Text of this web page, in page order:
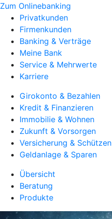
Zum Onlinebanking
Privatkunden
Firmenkunden
Banking & Verträge
Meine Bank
Service & Mehrwerte
Karriere
Girokonto & Bezahlen
Kredit & Finanzieren
Immobilie & Wohnen
Zukunft & Vorsorgen
Versicherung & Schützen
Geldanlage & Sparen
Übersicht
Beratung
Produkte